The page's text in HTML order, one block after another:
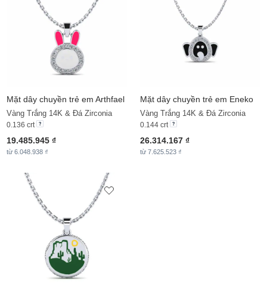
Mặt dây chuyền trẻ em Arthfael
Vàng Trắng 14K & Đá Zirconia
0.136 crt
19.485.945 ₫
từ 6.048.938 ₫
Mặt dây chuyền trẻ em Eneko
Vàng Trắng 14K & Đá Zirconia
0.144 crt
26.314.167 ₫
từ 7.625.523 ₫